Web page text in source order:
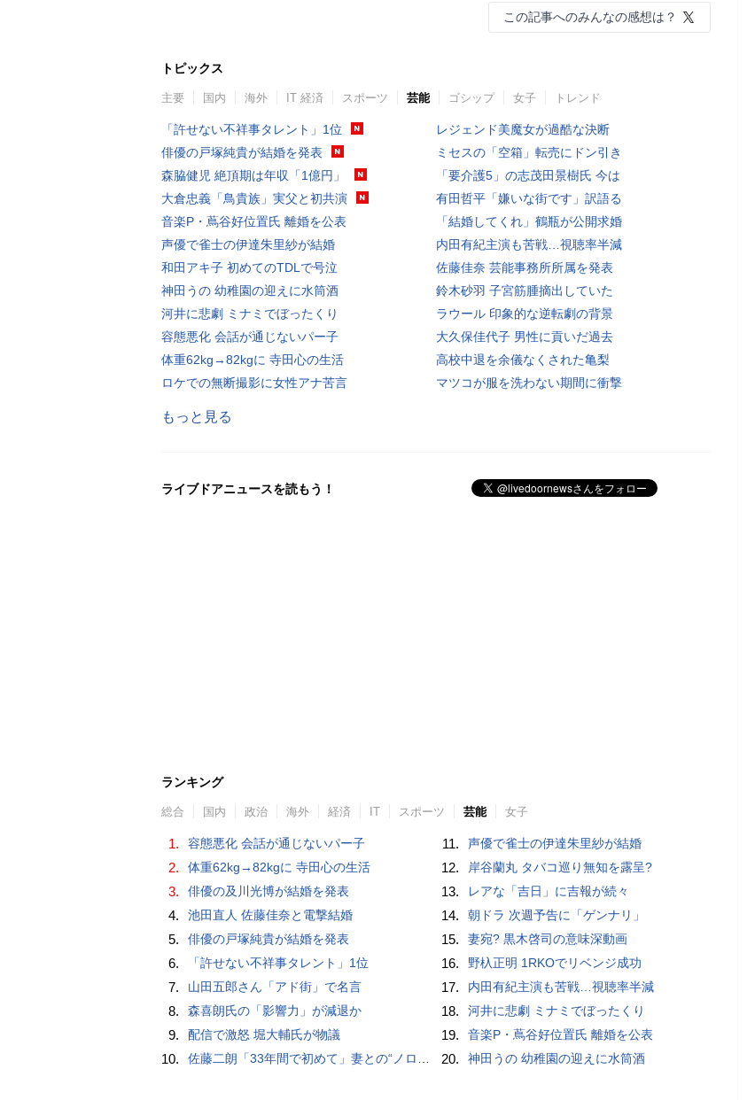
この記事へのみんなの感想は？
トピックス
主要 国内 海外 IT 経済 スポーツ 芸能 ゴシップ 女子 トレンド
「許せない不祥事タレント」1位
俳優の戸塚純貴が結婚を発表
森脇健児 絶頂期は年収「1億円」
大倉忠義「鳥貴族」実父と初共演
音楽P・蔦谷好位置氏 離婚を公表
声優で雀士の伊達朱里紗が結婚
和田アキ子 初めてのTDLで号泣
神田うの 幼稚園の迎えに水筒酒
河井に悲劇 ミナミでぼったくり
容態悪化 会話が通じないパー子
体重62kg→82kgに 寺田心の生活
ロケでの無断撮影に女性アナ苦言
レジェンド美魔女が過酷な決断
ミセスの「空箱」転売にドン引き
「要介護5」の志茂田景樹氏 今は
有田哲平「嫌いな街です」訳語る
「結婚してくれ」鶴瓶が公開求婚
内田有紀主演も苦戦…視聴率半減
佐藤佳奈 芸能事務所所属を発表
鈴木砂羽 子宮筋腫摘出していた
ラウール 印象的な逆転劇の背景
大久保佳代子 男性に貢いだ過去
高校中退を余儀なくされた亀梨
マツコが服を洗わない期間に衝撃
もっと見る
ライブドアニュースを読もう！
ランキング
総合 国内 政治 海外 経済 IT スポーツ 芸能 女子
1. 容態悪化 会話が通じないパー子
2. 体重62kg→82kgに 寺田心の生活
3. 俳優の及川光博が結婚を発表
4. 池田直人 佐藤佳奈と電撃結婚
5. 俳優の戸塚純貴が結婚を発表
6. 「許せない不祥事タレント」1位
7. 山田五郎さん「アド街」で名言
8. 森喜朗氏の「影響力」が減退か
9. 配信で激怒 堀大輔氏が物議
10. 佐藤二朗「33年間で初めて」妻との“ノロケ砲”に反響続々「威力抜群」「奥様かっこいい」
11. 声優で雀士の伊達朱里紗が結婚
12. 岸谷蘭丸 タバコ巡り無知を露呈?
13. レアな「吉日」に吉報が続々
14. 朝ドラ 次週予告に「ゲンナリ」
15. 妻宛? 黒木啓司の意味深動画
16. 野杁正明 1RKOでリベンジ成功
17. 内田有紀主演も苦戦…視聴率半減
18. 河井に悲劇 ミナミでぼったくり
19. 音楽P・蔦谷好位置氏 離婚を公表
20. 神田うの 幼稚園の迎えに水筒酒